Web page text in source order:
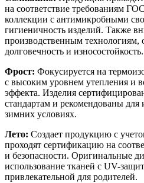
на соответствие требованиям
коллекции с антимикробными
гигиеничность изделий. Также
производственным
долговечность и износостойкость.
Фрост: Фокусируется на
с высоким уровнем утепления и
эффекта. Изделия
стандартам и рекомендованы для
зимних условиях.
Лето: Создает продукцию с
проходят сертификацию на
и безопасности. Оригинальные
использование тканей с UV-
привлекательной для родителей.